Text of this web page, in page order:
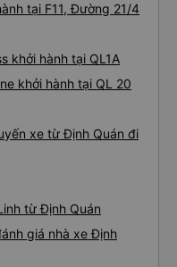
tại F11, Đường 21/4
khởi hành tại QL1A
khởi hành tại QL 20
xe từ Định Quán đi
từ Định Quán
giá nhà xe Định